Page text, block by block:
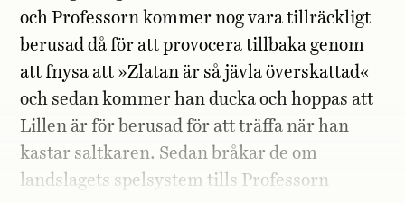
och Professorn kommer nog vara tillräckligt
berusad då för att provocera tillbaka genom
att fnysa att »Zlatan är så jävla överskattad«
och sedan kommer han ducka och hoppas att
Lillen är för berusad för att träffa när han
kastar saltkaren. Sedan bråkar de om
landslagets spelsystem tills Professorn